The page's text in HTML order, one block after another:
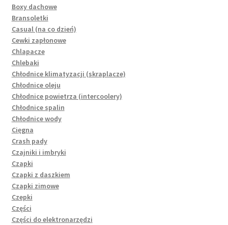
Boxy dachowe
Bransoletki
Casual (na co dzień)
Cewki zapłonowe
Chlapacze
Chlebaki
Chłodnice klimatyzacji (skraplacze)
Chłodnice oleju
Chłodnice powietrza (intercoolery)
Chłodnice spalin
Chłodnice wody
Cięgna
Crash pady
Czajniki i imbryki
Czapki
Czapki z daszkiem
Czapki zimowe
Czepki
Części
Części do elektronarzędzi